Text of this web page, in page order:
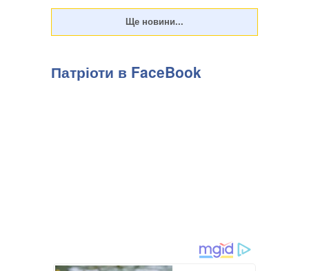
Патріоти в FaceBook